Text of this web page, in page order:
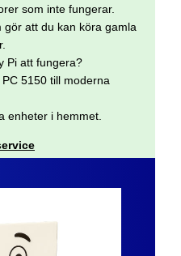
som inte fungerar.
att du kan köra gamla
Pi att fungera?
5150 till moderna
enheter i hemmet.